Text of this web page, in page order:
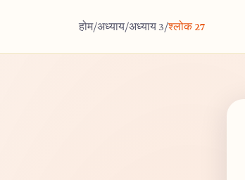
होम/अध्याय/अध्याय 3/श्लोक 27